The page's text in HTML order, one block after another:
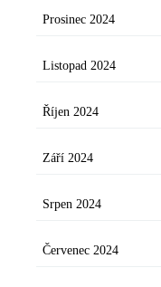
Prosinec 2024
Listopad 2024
Říjen 2024
Září 2024
Srpen 2024
Červenec 2024